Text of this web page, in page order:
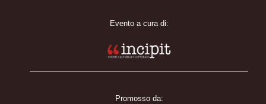
Evento a cura di:
Promosso da: